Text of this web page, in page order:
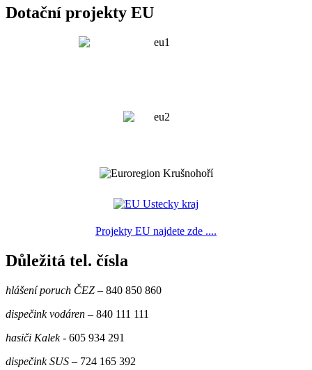
Dotační projekty EU
Projekty EU najdete zde ....
Důležitá tel. čísla
hlášení poruch ČEZ – 840 850 860
dispečink vodáren – 840 111 111
hasiči Kalek- 605 934 291
dispečink SUS – 724 165 392